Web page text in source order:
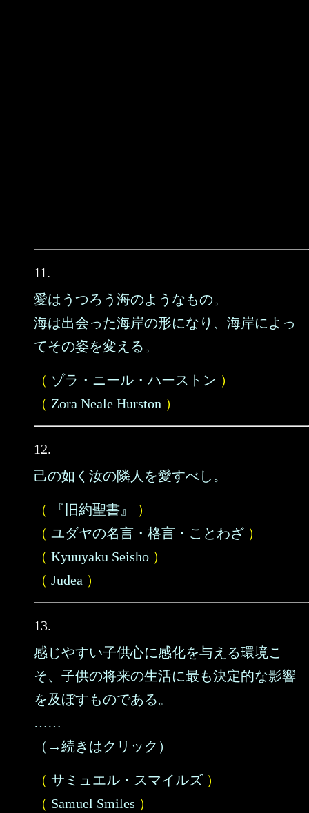
11.
愛はうつろう海のようなもの。
海は出会った海岸の形になり、海岸によっ
てその姿を変える。
（ ゾラ・ニール・ハーストン ）
（ Zora Neale Hurston ）
12.
己の如く汝の隣人を愛すべし。
（ 『旧約聖書』
）
（ ユダヤの名言・格言・ことわざ ）
（ Kyuuyaku Seisho ）
（ Judea ）
13.
感じやすい子供心に感化を与える環境こ
そ、子供の将来の生活に最も決定的な影響
を及ぼすものである。
……
（→続きはクリック）
（ サミュエル・スマイルズ ）
（ Samuel Smiles ）